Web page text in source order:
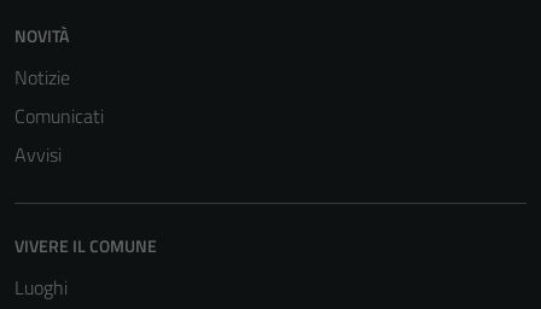
NOVITÀ
Notizie
Comunicati
Avvisi
VIVERE IL COMUNE
Luoghi